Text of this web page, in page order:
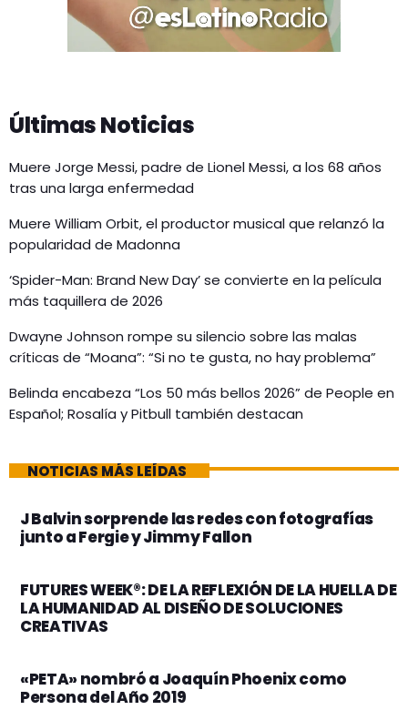
Últimas Noticias
Muere Jorge Messi, padre de Lionel Messi, a los 68 años
tras una larga enfermedad
Muere William Orbit, el productor musical que relanzó la
popularidad de Madonna
‘Spider-Man: Brand New Day’ se convierte en la película
más taquillera de 2026
Dwayne Johnson rompe su silencio sobre las malas
críticas de “Moana”: “Si no te gusta, no hay problema”
Belinda encabeza “Los 50 más bellos 2026” de People en
Español; Rosalía y Pitbull también destacan
NOTICIAS MÁS LEÍDAS
J Balvin sorprende las redes con fotografías
junto a Fergie y Jimmy Fallon
FUTURES WEEK®: DE LA REFLEXIÓN DE LA HUELLA DE
LA HUMANIDAD AL DISEÑO DE SOLUCIONES
CREATIVAS
«PETA» nombró a Joaquín Phoenix como
Persona del Año 2019